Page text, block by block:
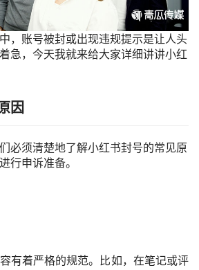
，账号被封或出现违规提示是让人头
急，今天我就来给大家详细讲讲小红
因
必须清楚地了解小红书封号的常见原
行申诉准备。
有着严格的规范。比如，在笔记或评